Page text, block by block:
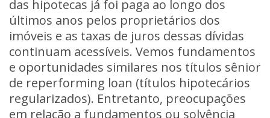
das hipotecas já foi paga ao longo dos
últimos anos pelos proprietários dos
imóveis e as taxas de juros dessas dívidas
continuam acessíveis. Vemos fundamentos
e oportunidades similares nos títulos sênior
de reperforming loan (títulos hipotecários
regularizados). Entretanto, preocupações
em relação a fundamentos ou solvência